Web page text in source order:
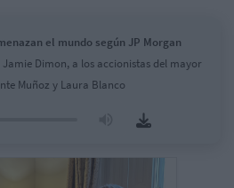
el mundo según JP Morgan
Jamie Dimon, a los accionistas del mayor
Muñoz y Laura Blanco